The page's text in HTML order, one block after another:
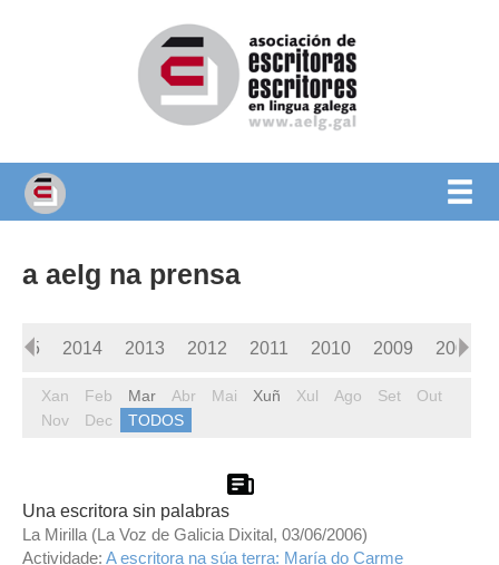
a aelg na prensa
2015 2014 2013 2012 2011 2010 2009 2008
Xan Feb Mar Abr Mai Xuñ Xul Ago Set
Out
Nov
Dec TODOS
Una escritora sin palabras
La Mirilla (La Voz de Galicia Dixital, 03/06/2006)
Actividade: A escritora na súa terra: María do Carme